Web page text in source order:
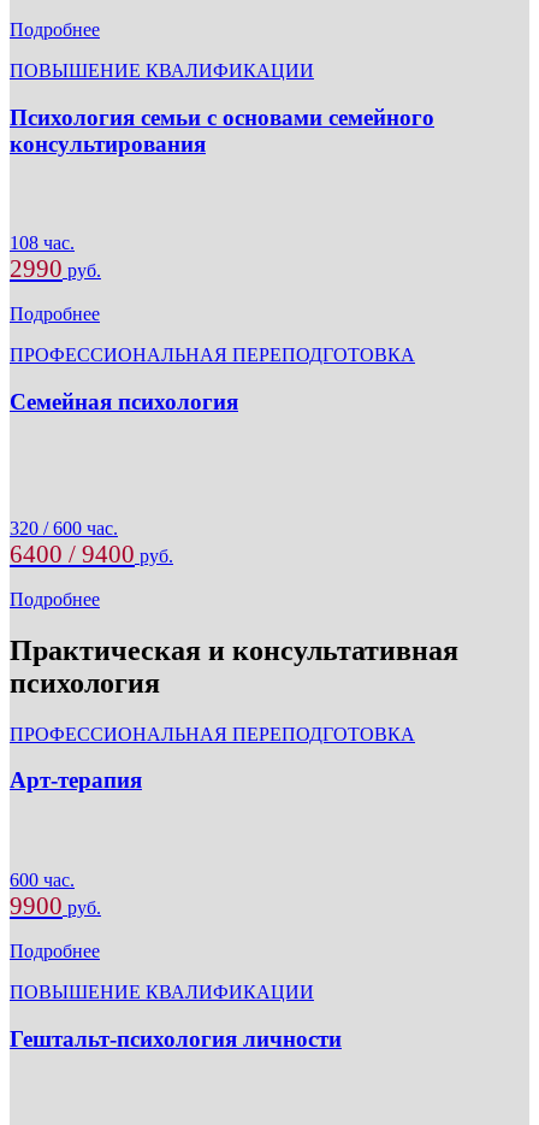
Подробнее
ПОВЫШЕНИЕ КВАЛИФИКАЦИИ
Психология семьи с основами семейного
консультирования
108 час.
2990 руб.
Подробнее
ПРОФЕССИОНАЛЬНАЯ ПЕРЕПОДГОТОВКА
Семейная психология
320 / 600 час.
6400 / 9400 руб.
Подробнее
Практическая и консультативная
психология
ПРОФЕССИОНАЛЬНАЯ ПЕРЕПОДГОТОВКА
Арт-терапия
600 час.
9900 руб.
Подробнее
ПОВЫШЕНИЕ КВАЛИФИКАЦИИ
Гештальт-психология личности